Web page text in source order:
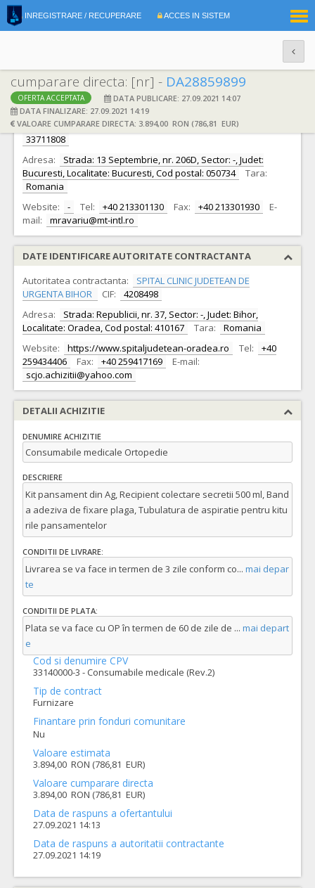
INREGISTRARE / RECUPERARE ACCES IN SISTEM
cumparare directa: [nr] - DA28859899
OFERTA ACCEPTATA
DATA PUBLICARE: 27.09.2021 14:07
DATA FINALIZARE: 27.09.2021 14:19
VALOARE CUMPARARE DIRECTA: 3.894,00 RON (786,81 EUR)
DATE IDENTIFICARE OFERTANT
Ofertant: S.C. MEDICAL TECHNOLOGIES INFINITY S.R.L.
33711808
Adresa:
Strada: 13 Septembrie, nr. 206D, Sector: -, Judet:
Bucuresti, Localitate: Bucuresti, Cod postal: 050734
Tara:
Romania
Website:
- Tel: +40 213301130 Fax: +40 213301930
E-
mail:
mravariu@mt-intl.ro
DATE IDENTIFICARE AUTORITATE CONTRACTANTA
Autoritatea contractanta:
SPITAL CLINIC JUDETEAN DE
URGENTA BIHOR
CIF:
4208498
Adresa:
Strada: Republicii, nr. 37, Sector: -, Judet: Bihor,
Localitate: Oradea, Cod postal: 410167
Tara:
Romania
Website:
https://www.spitaljudetean-oradea.ro Tel:
+40
259434406
Fax: +40 259417169
E-mail:
scjo.achizitii@yahoo.com
DETALII ACHIZITIE
DENUMIRE ACHIZITIE
Consumabile medicale Ortopedie
DESCRIERE
Kit pansament din Ag, Recipient colectare secretii 500 ml, Band
a adeziva de fixare plaga, Tubulatura de aspiratie pentru kitu
rile pansamentelor
CONDITII DE LIVRARE:
Livrarea se va face in termen de 3 zile conform co... mai depar
te
CONDITII DE PLATA:
Plata se va face cu OP în termen de 60 de zile de ... mai depart
e
Cod si denumire CPV
33140000-3 - Consumabile medicale (Rev.2)
Tip de contract
Furnizare
Finantare prin fonduri comunitare
Nu
Valoare estimata
3.894,00 RON (786,81 EUR)
Valoare cumparare directa
3.894,00 RON (786,81 EUR)
Data de raspuns a ofertantului
27.09.2021 14:13
Data de raspuns a autoritatii contractante
27.09.2021 14:19